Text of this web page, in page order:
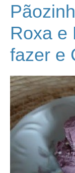
Roxa e
fazer e